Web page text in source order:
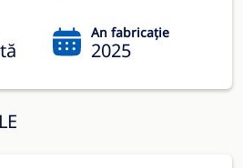
An fabricație
2025